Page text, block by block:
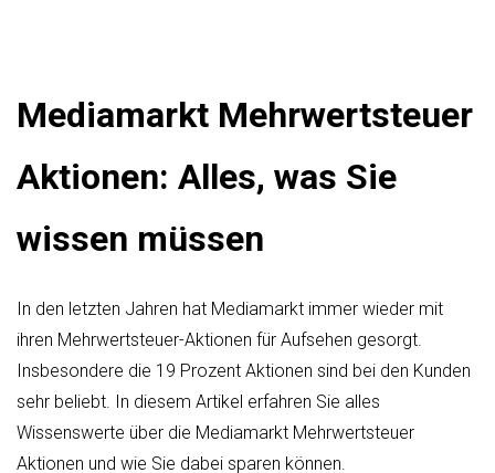
Mediamarkt Mehrwertsteuer
Aktionen: Alles, was Sie
wissen müssen
In den letzten Jahren hat Mediamarkt immer wieder mit
ihren Mehrwertsteuer-Aktionen für Aufsehen gesorgt.
Insbesondere die 19 Prozent Aktionen sind bei den Kunden
sehr beliebt. In diesem Artikel erfahren Sie alles
Wissenswerte über die Mediamarkt Mehrwertsteuer
Aktionen und wie Sie dabei sparen können.